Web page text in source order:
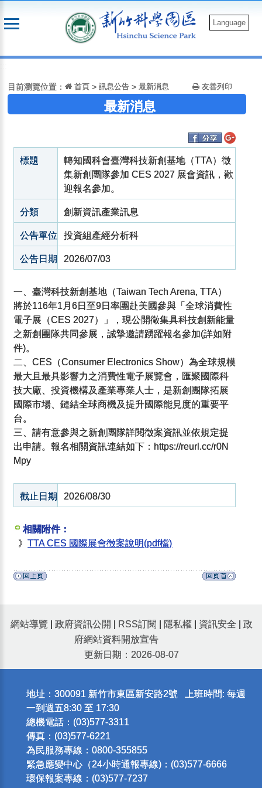
到
Language
目前瀏覽位置： 首頁 >訊息公告 >最新消息 友善列印
最新消息
標題
轉知國科會臺灣科技新創基地（TTA）徵
集新創團隊參加 CES 2027 展會資訊，歡
迎報名參加。
分類 創新資訊產業訊息
公告單位 投資組產經分析科
公告日期 2026/07/03
一、臺灣科技新創基地（Taiwan Tech Arena, TTA）
將於116年1月6日至9日率團赴美國參與「全球消費性
電子展（CES 2027）」，現公開徵集具科技創新能量
之新創團隊共同參展，誠摯邀請踴躍報名參加(詳如附
件)。
二、CES（Consumer Electronics Show）為全球規模
最大且最具影響力之消費性電子展覽會，匯聚國際科
技大廠、投資機構及產業專業人士，是新創團隊拓展
國際市場、鏈結全球商機及提升國際能見度的重要平
台。
三、請有意參與之新創團隊詳閱徵案資訊並依規定提
出申請。報名相關資訊連結如下：https://reurl.cc/r0N
Mpy
截止日期 2026/08/30
相關附件：
》TTA CES 國際展會徵案說明(pdf檔)
網站導覽 政府資訊公開 RSS訂閱 隱私權 資訊安全
政
府網站資料開放宣告
更新日期：2026-08-07
地址：300091 新竹市東區新安路2號 上班時間: 每週
一到週五8:30 至 17:30
總機電話：(03)577-3311
傳真：(03)577-6221
為民服務專線：0800-355855
緊急應變中心（24小時通報專線)：(03)577-6666
環保報案專線：(03)577-7237